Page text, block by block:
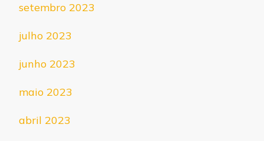
setembro 2023
julho 2023
junho 2023
maio 2023
abril 2023